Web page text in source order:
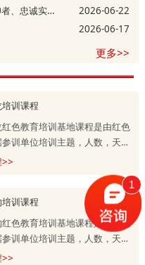
矢志不渝做党的创新理论的坚定信仰者、忠诚实践者
2026-06-22
2026-06-17
更多>>
训课程
红色教育培训基地课程是由红色
训单位培训主题，人数，天
量身定制的，培训课程方案分
两天到五天不等，具体按参训单
训课程
色教育培训基地课程是由红色
训单位培训主题，人数，天
量身定制的，培训课程方案分
1